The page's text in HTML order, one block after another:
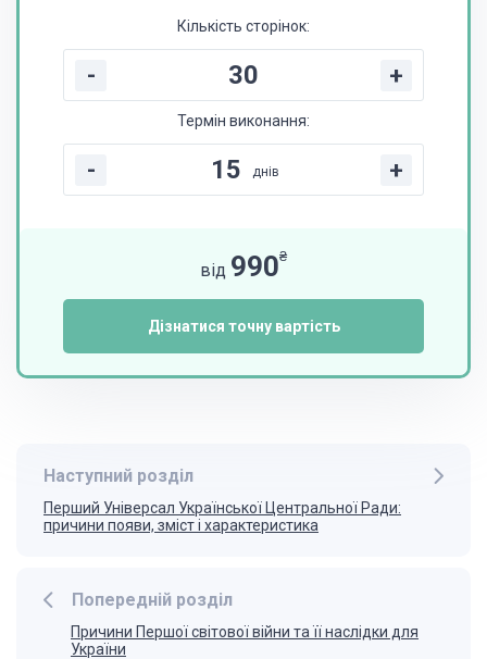
Кількість сторінок:
- +
Термін виконання:
- днів +
від 990₴
Дізнатися точну вартість
Попередній розділ
Причини Першої світової війни та її наслідки для
України
Наступний розділ
Перший Універсал Української Центральної Ради:
причини появи, зміст і характеристика